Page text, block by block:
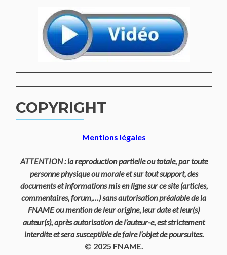
COPYRIGHT
Mentions légales
ATTENTION : la reproduction partielle ou totale, par toute
personne physique ou morale et sur tout support, des
documents et informations mis en ligne sur ce site (articles,
commentaires, forum,…) sans autorisation préalable de la
FNAME ou mention de leur origine, leur date et leur(s)
auteur(s), après autorisation de l’auteur-e, est strictement
interdite et sera susceptible de faire l’objet de poursuites.
© 2025 FNAME.